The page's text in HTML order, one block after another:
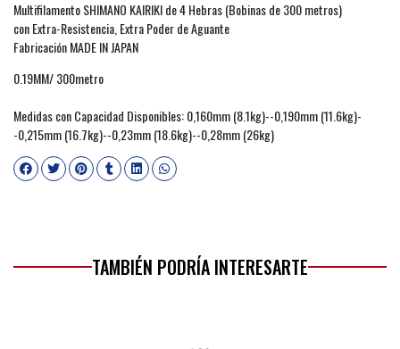
Multifilamento SHIMANO KAIRIKI de 4 Hebras (Bobinas de 300 metros)
con Extra-Resistencia, Extra Poder de Aguante
Fabricación MADE IN JAPAN
0.19MM/ 300metro
Medidas con Capacidad Disponibles: 0,160mm (8.1kg)--0,190mm (11.6kg)-
-0,215mm (16.7kg)--0,23mm (18.6kg)--0,28mm (26kg)
TAMBIÉN PODRÍA INTERESARTE